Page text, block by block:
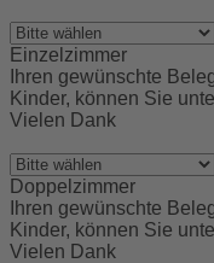
Einzelzimmer
Ihren gewünschte
Kinder, können Sie
Vielen Dank
Doppelzimmer
Ihren gewünschte
Kinder, können Sie
Vielen Dank